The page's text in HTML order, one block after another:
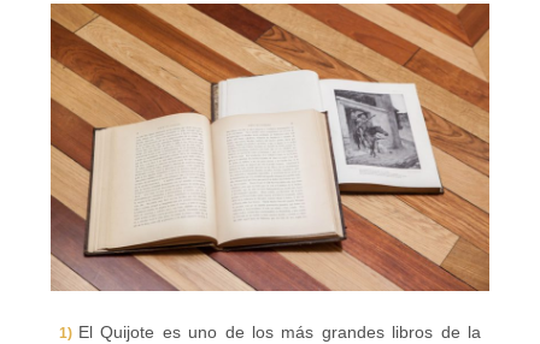
El Quijote es uno de los más grandes libros de la